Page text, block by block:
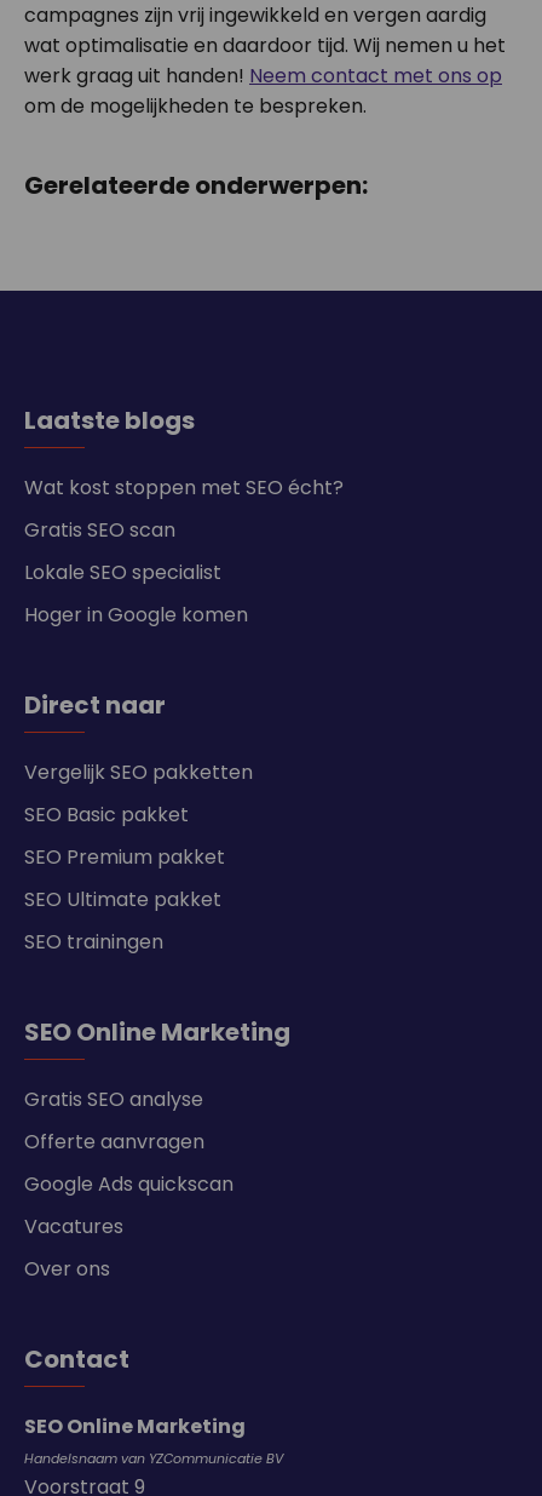
campagnes zijn vrij ingewikkeld en vergen aardig
wat optimalisatie en daardoor tijd. Wij nemen u het
werk graag uit handen! Neem contact met ons op
om de mogelijkheden te bespreken.
Gerelateerde onderwerpen:
Laatste blogs
Wat kost stoppen met SEO écht?
Gratis SEO scan
Lokale SEO specialist
Hoger in Google komen
Direct naar
Vergelijk SEO pakketten
SEO Basic pakket
SEO Premium pakket
SEO Ultimate pakket
SEO trainingen
SEO Online Marketing
Gratis SEO analyse
Offerte aanvragen
Google Ads quickscan
Vacatures
Over ons
Contact
SEO Online Marketing
Handelsnaam van YZCommunicatie BV
Voorstraat 9